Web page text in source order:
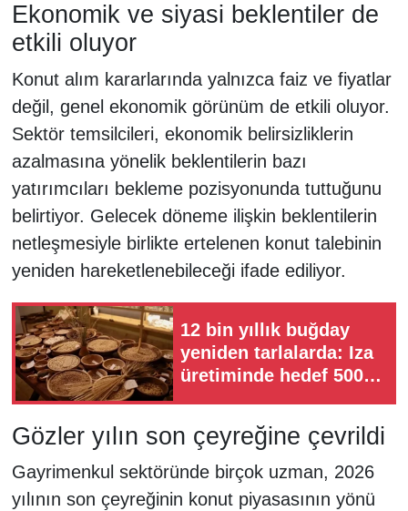
Ekonomik ve siyasi beklentiler de
etkili oluyor
Konut alım kararlarında yalnızca faiz ve fiyatlar
değil, genel ekonomik görünüm de etkili oluyor.
Sektör temsilcileri, ekonomik belirsizliklerin
azalmasına yönelik beklentilerin bazı
yatırımcıları bekleme pozisyonunda tuttuğunu
belirtiyor. Gelecek döneme ilişkin beklentilerin
netleşmesiyle birlikte ertelenen konut talebinin
yeniden hareketlenebileceği ifade ediliyor.
12 bin yıllık buğday
yeniden tarlalarda: Iza
üretiminde hedef 500
Gözler yılın son çeyreğine çevrildi
Gayrimenkul sektöründe birçok uzman, 2026
yılının son çeyreğinin konut piyasasının yönü